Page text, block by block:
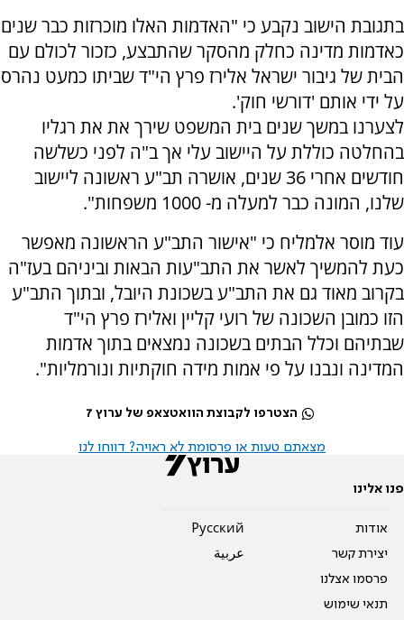
בתגובת הישוב נקבע כי "האדמות האלו מוכרזות כבר שנים
כאדמות מדינה כחלק מהסקר שהתבצע, כזכור לכולם עם
הבית של גיבור ישראל אלירז פרץ הי"ד שביתו כמעט נהרס
על ידי אותם 'דורשי חוק'.
לצערנו במשך שנים בית המשפט שירך את את רגליו
בהחלטה כוללת על היישוב עלי אך ב"ה לפני כשלשה
חודשים אחרי 36 שנים, אושרה תב"ע ראשונה ליישוב
שלנו, המונה כבר למעלה מ- 1000 משפחות".
עוד מוסר אלמליח כי "אישור התב"ע הראשונה מאפשר
כעת להמשיך לאשר את התב"עות הבאות וביניהם בעז"ה
בקרוב מאוד גם את התב"ע בשכונת היובל, ובתוך התב"ע
הזו כמובן השכונה של רועי קליין ואלירז פרץ הי"ד
שבתיהם וכלל הבתים בשכונה נמצאים בתוך אדמות
המדינה ונבנו על פי אמות מידה חוקתיות ונורמליות".
הצטרפו לקבוצת הוואטצאפ של ערוץ 7
מצאתם טעות או פרסומת לא ראויה? דווחו לנו
פנו אלינו
אודות
יצירת קשר
פרסמו אצלנו
תנאי שימוש
Pусский
عربية